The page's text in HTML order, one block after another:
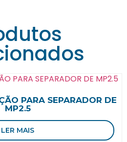
PARA SEPARADOR DE
MP2.5
LER MAIS